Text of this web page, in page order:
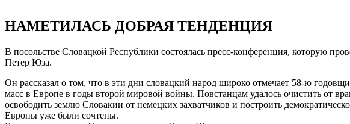
НАМЕТИЛАСЬ ДОБРАЯ ТЕНДЕНЦИЯ
В посольстве Словацкой Республики состоялась пресс-конференция, которую
Петер Юза.
Он рассказал о том, что в эти дни словацкий народ широко отмечает 58-ю
масс в Европе в годы второй мировой войны. Повстанцам удалось очистить от
освободить землю Словакии от немецких захватчиков и построить
Европы уже были сочтены.